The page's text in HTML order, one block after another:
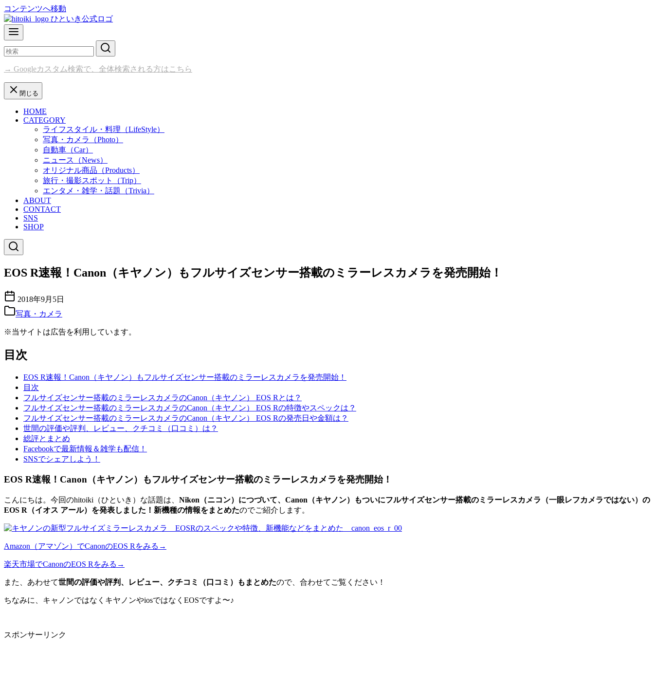
コンテンツへ移動
→ Googleカスタム検索で、全体検索される方はこちら
閉じる
HOME
CATEGORY
ライフスタイル・料理（LifeStyle）
写真・カメラ（Photo）
自動車（Car）
ニュース（News）
オリジナル商品（Products）
旅行・撮影スポット（Trip）
エンタメ・雑学・話題（Trivia）
ABOUT
CONTACT
SNS
SHOP
EOS R速報！Canon（キヤノン）もフルサイズセンサー搭載のミラーレスカメラを発売開始！
2018年9月5日
写真・カメラ
※当サイトは広告を利用しています。
目次
EOS R速報！Canon（キヤノン）もフルサイズセンサー搭載のミラーレスカメラを発売開始！
目次
フルサイズセンサー搭載のミラーレスカメラのCanon（キヤノン） EOS Rとは？
フルサイズセンサー搭載のミラーレスカメラのCanon（キヤノン） EOS Rの特徴やスペックは？
フルサイズセンサー搭載のミラーレスカメラのCanon（キヤノン） EOS Rの発売日や金額は？
世間の評価や評判、レビュー、クチコミ（口コミ）は？
総評とまとめ
Facebookで最新情報＆雑学も配信！
SNSでシェアしよう！
EOS R速報！Canon（キヤノン）もフルサイズセンサー搭載のミラーレスカメラを発売開始！
こんにちは。今回のhitoiki（ひといき）な話題は、 Nikon（ニコン）につづいて、Canon（キヤノン）もついにフルサイズセンサー搭載のミラーレスカメラ（一眼レフカメラではない）の
EOS R（イオス アール）を発表しました！新機種の情報をまとめたのでご紹介します。
Amazon（アマゾン）でCanonのEOS Rをみる→
楽天市場でCanonのEOS Rをみる→
また、あわせて世間の評価や評判、レビュー、クチコミ（口コミ）もまとめたので、合わせてご覧ください！
ちなみに、キャノンではなくキヤノンやiosではなくEOSですよ〜♪
スポンサーリンク